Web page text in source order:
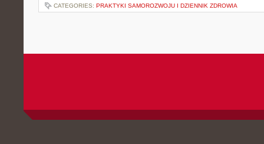
CATEGORIES: PRAKTYKI SAMOROZWOJU I DZIENNIK ZDROWIA